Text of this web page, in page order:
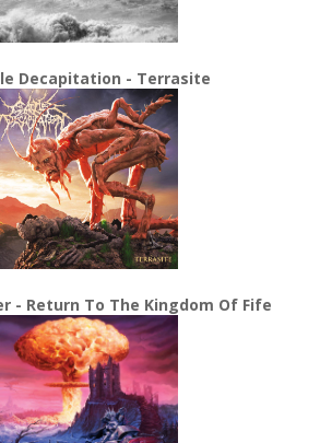
Decapitation - Terrasite
- Return To The Kingdom Of Fife